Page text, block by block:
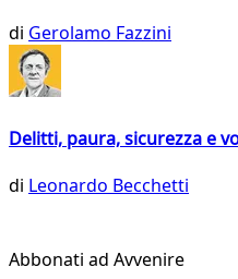
di Gerolamo Fazzini
Delitti, paura, sicurezza e
di Leonardo Becchetti
Abbonati ad Avvenire